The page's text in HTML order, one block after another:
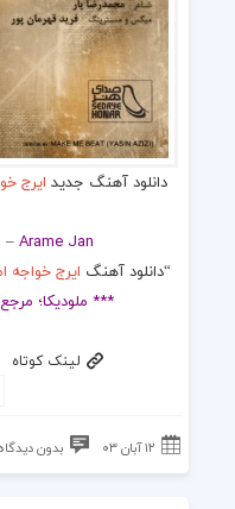
دانلود آهنگ جدید ایرج
–Arame Jan
“دانلود آهنگ ایرج خواجه
*** ملودیکا؛
لینک کوتاه
۱۲ آبان ۰۳ بدون دیدگاه